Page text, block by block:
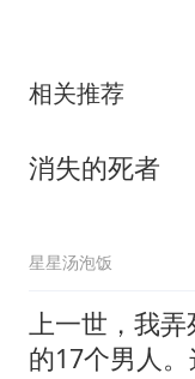
相关推荐
消失的死者
星星汤泡饭
上一世，我弄
的17个男人。